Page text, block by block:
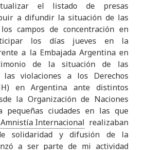
el listado de presas
a difundir la situación de las
campos de concentración en
los días jueves en la
a la Embajada Argentina en
de la situación de las
violaciones a los Derechos
en Argentina ante distintos
la Organización de Naciones
pequeñas ciudades en las que
Amnistía Internacional realizaban
solidaridad y difusión de la
a ser parte de mi actividad